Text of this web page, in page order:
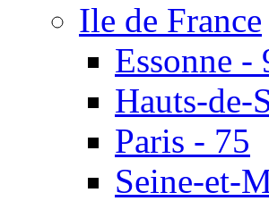
Ile de France
Essonne -
Hauts-de-
Paris - 75
Seine-et-